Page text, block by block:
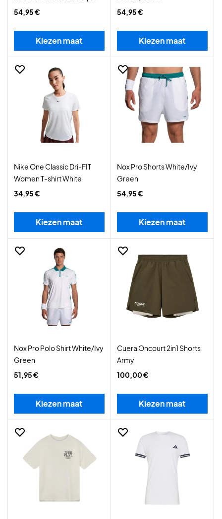
Peony/White
54,95 €
Kiezen maat
54,95 €
Kiezen maat
Nike One Classic Dri-FIT
Women T-shirt White
34,95 €
Kiezen maat
Nox Pro Shorts White/Ivy
Green
54,95 €
Kiezen maat
Nox Pro Polo Shirt White/Ivy
Green
51,95 €
Kiezen maat
Cuera Oncourt 2in1 Shorts
Army
100,00 €
Kiezen maat